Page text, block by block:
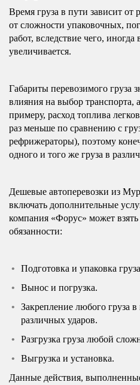
Время груза в пути зависит от
от сложности упаковочных,
работ, вследствие чего,
увеличивается.
Габариты перевозимого груза
влияния на выбор транспорта,
примеру, расход топлива
раз меньше по сравнению с
рефрижераторы), поэтому
одного и того же груза в
Дешевые автоперевозки из
включать дополнительные
компания «Форус» может
обязанности:
Подготовка и упаковка
Вынос и погрузка.
Закрепление любого груза
различных ударов.
Разгрузка груза любой
Выгрузка и установка.
Данные действия,